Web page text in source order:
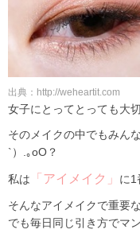
出典：http://weheartit.com
女子にとってとっても大
そのメイクの中でもみん
`）.｡oO？
私は 「アイメイク」 に
そんなアイメイクで重要
でも毎日同じ引き方でマ